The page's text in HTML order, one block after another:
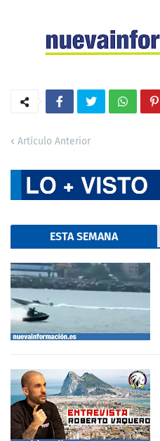
Artículo Anterior
ESTA SEMANA